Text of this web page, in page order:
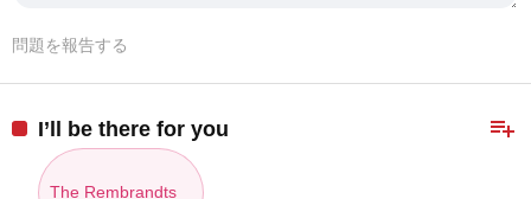
問題を報告する
playlist_add
I’ll be there for you
The Rembrandts